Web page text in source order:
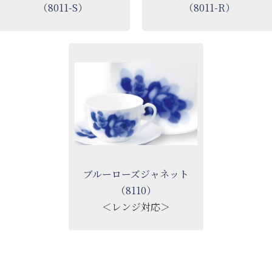
（8011-S）
（8011-R）
ブルーローズジャネット
（8110）
＜レンジ対応＞